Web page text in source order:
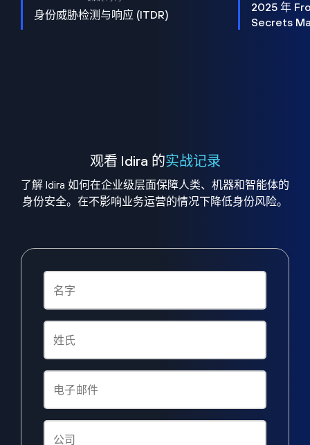
身份威胁检测与响应 (ITDR)
2025 年
Secrets
观看 Idira 的实战记录
了解 Idira 如何在企业级层面保障人类、机器和智能体的
身份安全。在不影响业务运营的情况下降低身份风险。